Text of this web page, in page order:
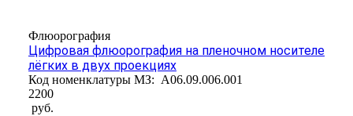
Флюорография
Цифровая флюорография на пленочном носителе
лёгких в двух проекциях
Код номенклатуры МЗ: A06.09.006.001
2200
руб.